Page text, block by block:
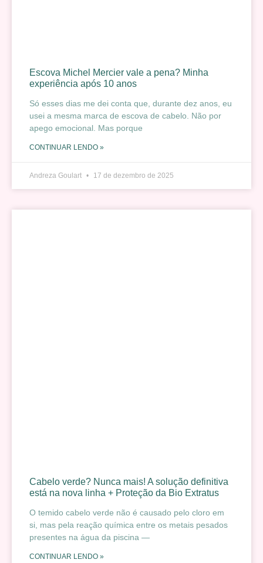
Escova Michel Mercier vale a pena? Minha
experiência após 10 anos
Só esses dias me dei conta que, durante dez anos, eu
usei a mesma marca de escova de cabelo. Não por
apego emocional. Mas porque
CONTINUAR LENDO »
Andreza Goulart 17 de dezembro de 2025
Cabelo verde? Nunca mais! A solução definitiva
está na nova linha + Proteção da Bio Extratus
O temido cabelo verde não é causado pelo cloro em
si, mas pela reação química entre os metais pesados
presentes na água da piscina —
CONTINUAR LENDO »